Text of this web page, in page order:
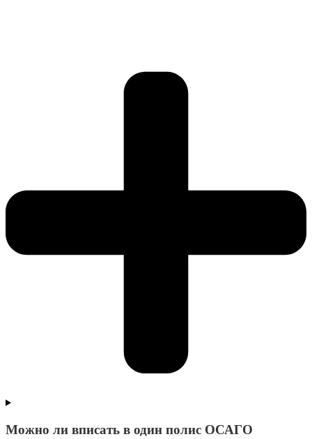
Можно ли вписать в один полис ОСАГО